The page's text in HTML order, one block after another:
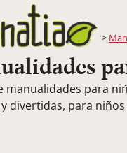
manualidades para
divertidas, para